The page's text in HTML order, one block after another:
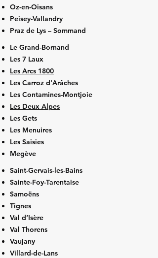
Oz-en-Oisans
Peisey-Vallandry
Praz de Lys – Sommand
Le Grand-Bornand
Les 7 Laux
Les Arcs 1800
Les Carroz d'Arâches
Les Contamines-Montjoie
Les Deux Alpes
Les Gets
Les Menuires
Les Saisies
Megève
Saint-Gervais-les-Bains
Sainte-Foy-Tarentaise
Samoëns
Tignes
Val d’Isère
Val Thorens
Vaujany
Villard-de-Lans